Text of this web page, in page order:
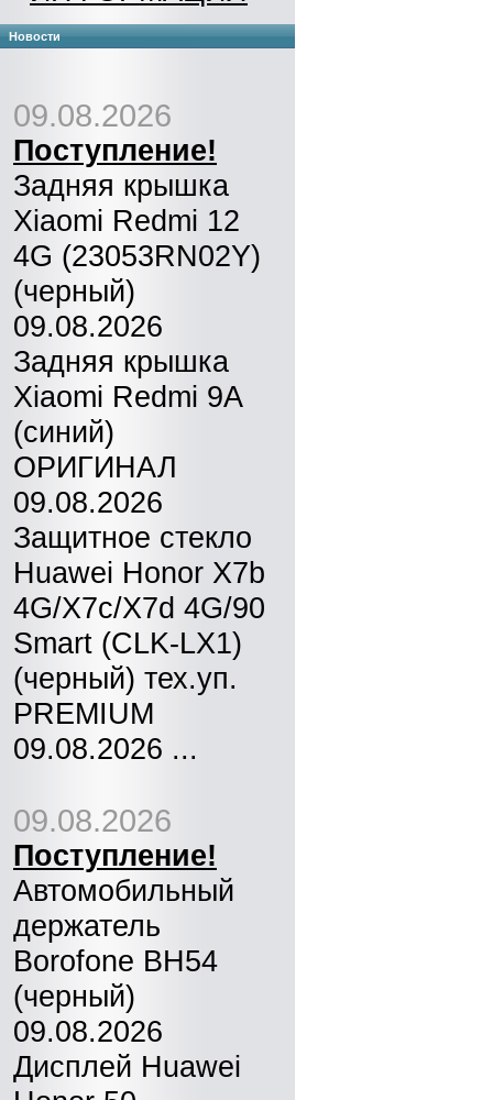
Новости
09.08.2026
Поступление!
Задняя крышка
Xiaomi Redmi 12
4G (23053RN02Y)
(черный)
09.08.2026
Задняя крышка
Xiaomi Redmi 9A
(синий)
ОРИГИНАЛ
09.08.2026
Защитное стекло
Huawei Honor X7b
4G/X7c/X7d 4G/90
Smart (CLK-LX1)
(черный) тех.уп.
PREMIUM
09.08.2026 ...
09.08.2026
Поступление!
Автомобильный
держатель
Borofone BH54
(черный)
09.08.2026
Дисплей Huawei